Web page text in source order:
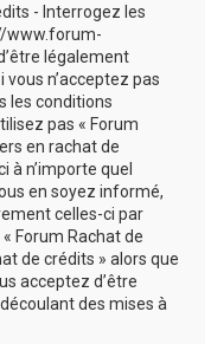
- Interrogez les
www.forum-
légalement
n’acceptez pas
les conditions
pas « Forum
en rachat de
à n’importe quel
en soyez informé,
celles-ci par
Forum Rachat de
de crédits » alors que
acceptez d’être
des mises à